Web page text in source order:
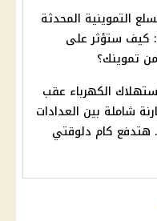
التموينية المحدثة
لشهر سبتمبر 2024: كيف ستؤثر على
تموينك؟
الكهرباء عقب
شاملة بين العدادات
هتدفع كام دلوقتي